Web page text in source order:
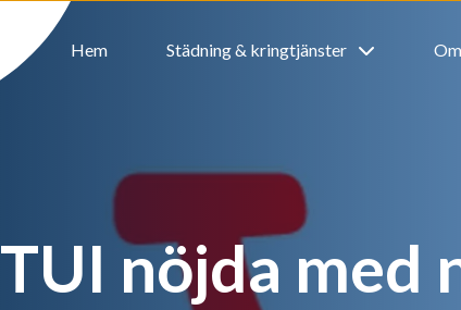
Hem Städning & kringtjänster
TUI nöjda med